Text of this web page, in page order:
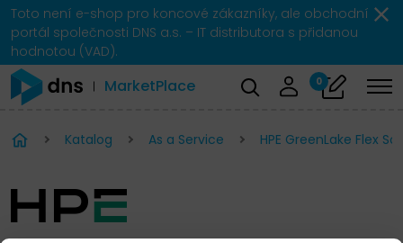
Toto není e-shop pro koncové zákazníky, ale obchodní
portál společnosti DNS a.s. – IT distributora s přidanou
hodnotou (VAD).
MarketPlace 0
Katalog As a Service HPE GreenLake Flex